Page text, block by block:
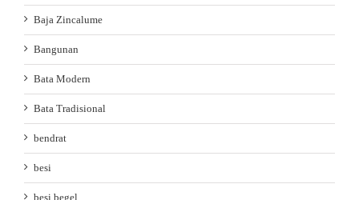
Baja Zincalume
Bangunan
Bata Modern
Bata Tradisional
bendrat
besi
besi begel